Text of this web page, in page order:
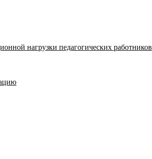
нагрузки педагогических работников